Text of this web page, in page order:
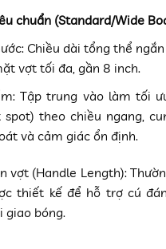
chuẩn (Standard/Wide
Chiều dài tổng thể
vợt tối đa, gần 8 inch.
Tập trung vào làm tối
spot) theo chiều ngang,
và cảm giác ổn định.
vợt (Handle Length):
thiết kế để hỗ trợ cú
giao bóng.